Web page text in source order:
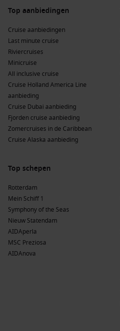
Top aanbiedingen
Cruise aanbiedingen
Last minute cruise
Riviercruises
Minicruise
All inclusive cruise
Cruise Holland America Line
aanbieding
Cruise Dubai aanbieding
Fjorden cruise aanbieding
Zomercruises in de Caribbean
Cruise Alaska aanbieding
Top schepen
Rotterdam
Mein Schiff 1
Symphony of the Seas
Nieuw Statendam
AIDAperla
MSC Preziosa
AIDAnova